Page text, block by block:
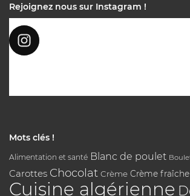
Rejoignez nous sur Instagram !
Mots clés !
Alimentation et santé Blanc de poulet
Carottes Chocolat Crème Crème fraîche
Cuisine algérienne